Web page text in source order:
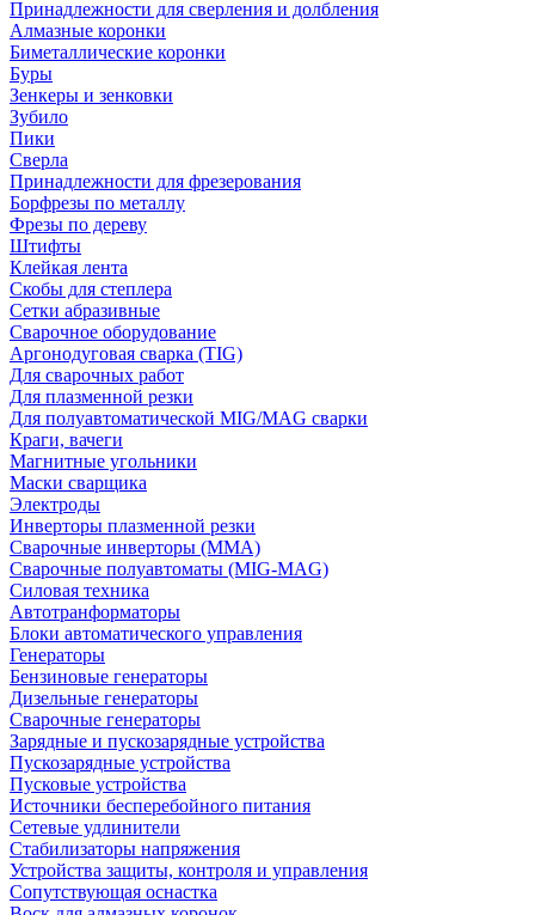
Принадлежности для сверления и долбления
Алмазные коронки
Биметаллические коронки
Буры
Зенкеры и зенковки
Зубило
Пики
Сверла
Принадлежности для фрезерования
Борфрезы по металлу
Фрезы по дереву
Штифты
Клейкая лента
Скобы для степлера
Сетки абразивные
Сварочное оборудование
Аргонодуговая сварка (TIG)
Для сварочных работ
Для плазменной резки
Для полуавтоматической MIG/MAG сварки
Краги, вачеги
Магнитные угольники
Маски сварщика
Электроды
Инверторы плазменной резки
Сварочные инверторы (MMA)
Сварочные полуавтоматы (MIG-MAG)
Силовая техника
Автотранформаторы
Блоки автоматического управления
Генераторы
Бензиновые генераторы
Дизельные генераторы
Сварочные генераторы
Зарядные и пускозарядные устройства
Пускозарядные устройства
Пусковые устройства
Источники бесперебойного питания
Сетевые удлинители
Стабилизаторы напряжения
Устройства защиты, контроля и управления
Сопутствующая оснастка